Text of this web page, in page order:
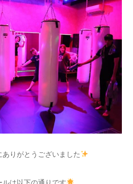
りがとうございました